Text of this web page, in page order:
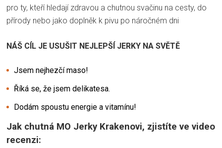
pro ty, kteří hledají zdravou a chutnou svačinu na cesty, do
přírody nebo jako doplněk k pivu po náročném dni
NÁŠ CÍL JE USUŠIT NEJLEPŠÍ JERKY NA SVĚTĚ
Jsem nejhezčí maso!
Říká se, že jsem delikatesa.
Dodám spoustu energie a vitamínu!
Jak chutná MO Jerky Krakenovi, zjistíte ve video
recenzi: